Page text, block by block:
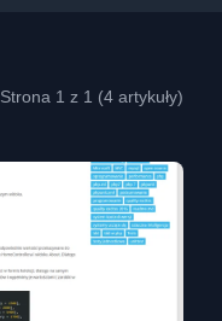
Strona 1 z 1 (4 artykuły)